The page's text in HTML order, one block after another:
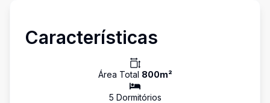
Características
Área Total 800m²
5 Dormitórios